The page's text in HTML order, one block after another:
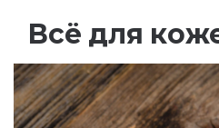
Всё для